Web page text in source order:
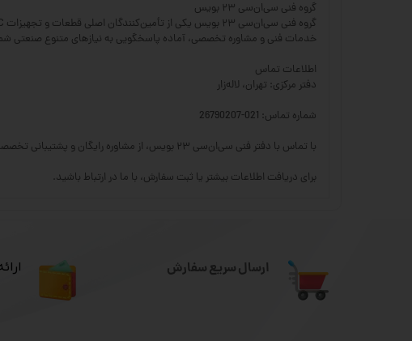
گروه فنی سی‌ان‌سی ۲۳ بویس
خدمات فنی و مشاوره تخصصی، آماده پاسخگویی به نیازهای متنوع صنعتی
اطلاعات تماس
دفتر مرکزی: تهران، لاله‌زار
شماره تماس: 021-26790207
با تماس با دفتر فنی سی‌ان‌سی ۲۳ بویس، از مشاوره رایگان و پشتیبانی تخصصی جهت انتخاب بهترین محصولات برند هایوین بهره‌مند شوید.
برای دریافت اطلاعات بیشتر یا ثبت سفارش، با ما در ارتباط باشید.
ارسال سریع سفارش